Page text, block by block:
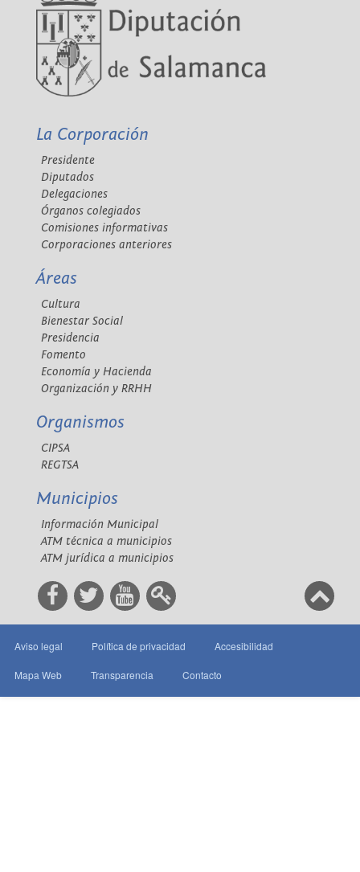
La Corporación
Presidente
Diputados
Delegaciones
Órganos colegiados
Comisiones informativas
Corporaciones anteriores
Áreas
Cultura
Bienestar Social
Presidencia
Fomento
Economía y Hacienda
Organización y RRHH
Organismos
CIPSA
REGTSA
Municipios
Información Municipal
ATM técnica a municipios
ATM jurídica a municipios
Aviso legal Política de privacidad Accesibilidad
Mapa Web Transparencia Contacto